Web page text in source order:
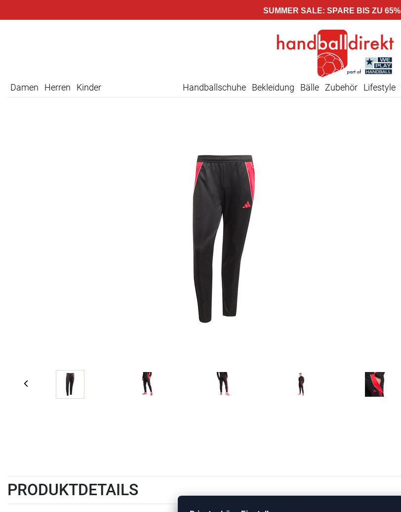
SUMMER SALE: SPARE BIS ZU 65%
Damen Herren Kinder Handballschuhe Bekleidung Bälle Zubehör Lifestyle
PRODUKTDETAILS